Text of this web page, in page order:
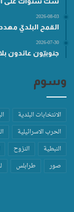
2026-08-03
القمح البلديّ
2026-07-30
جنوبيّون عائدون
وسوم
الانتخابات البلدية
الحرب الاسرائيلية
النبطية
النزوح
صور
طرابلس